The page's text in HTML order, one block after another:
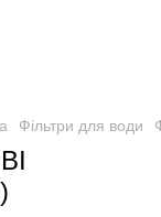
Фільтри для води